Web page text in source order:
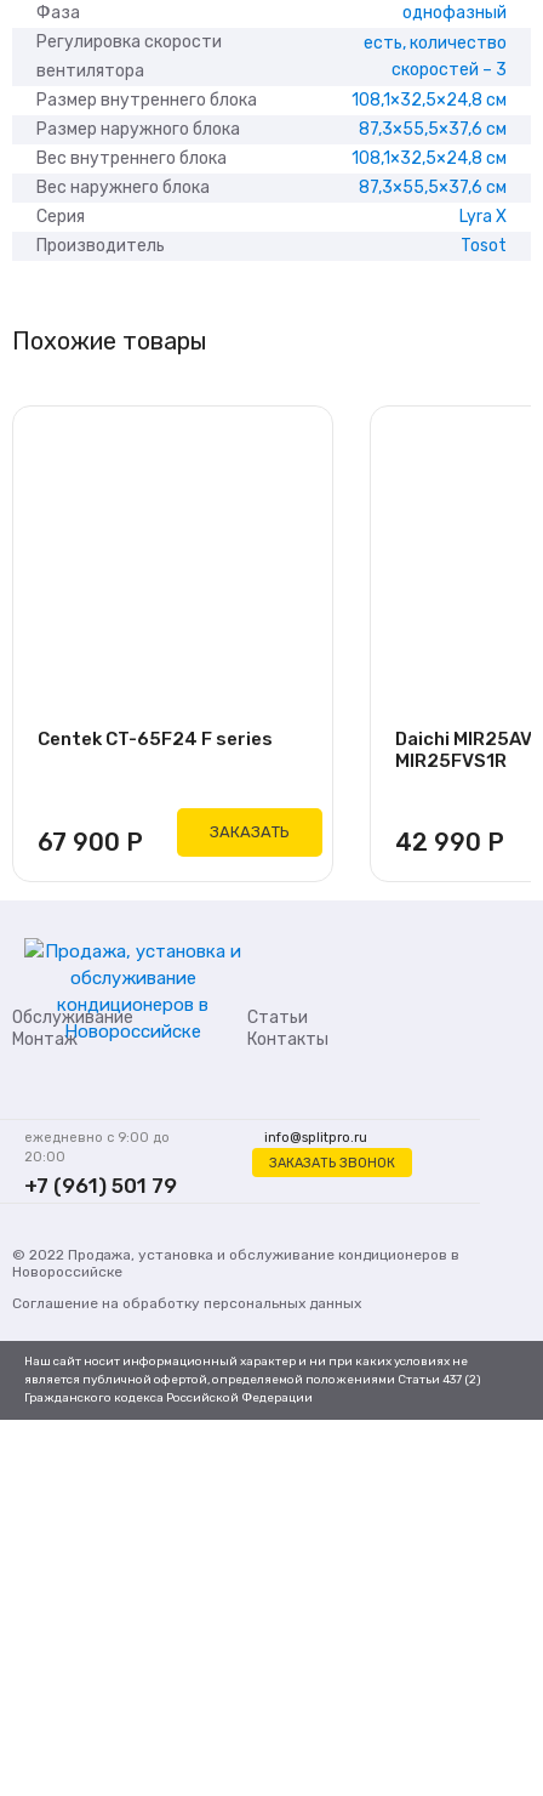
Фаза
однофазный
Регулировка скорости
вентилятора
есть, количество
скоростей – 3
Размер внутреннего блока
108,1×32,5×24,8 см
Размер наружного блока
87,3×55,5×37,6 см
Вес внутреннего блока
108,1×32,5×24,8 см
Вес наружнего блока
87,3×55,5×37,6 см
Серия
Lyra X
Производитель
Tosot
Похожие товары
Centek CT-65F24 F series
67 900 Р ЗАКАЗАТЬ
Daichi
MIR25FVS1R
42 990 Р
Обслуживание
Монтаж
Статьи
Контакты
info@splitpro.ru
ЗАКАЗАТЬ ЗВОНОК
ежедневно с 9:00 до
20:00
+7 (961) 501 79
© 2022 Продажа, установка и обслуживание кондиционеров в
Новороссийске
Соглашение на обработку персональных данных
Наш сайт носит информационный характер и ни при каких условиях не
является публичной офертой, определяемой положениями Статьи 437 (2)
Гражданского кодекса Российской Федерации